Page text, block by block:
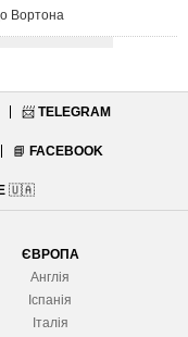
Вортона
📨 TELEGRAM
📘 FACEBOOK
🇺🇦
ЄВРОПА
Англія
Іспанія
Італія